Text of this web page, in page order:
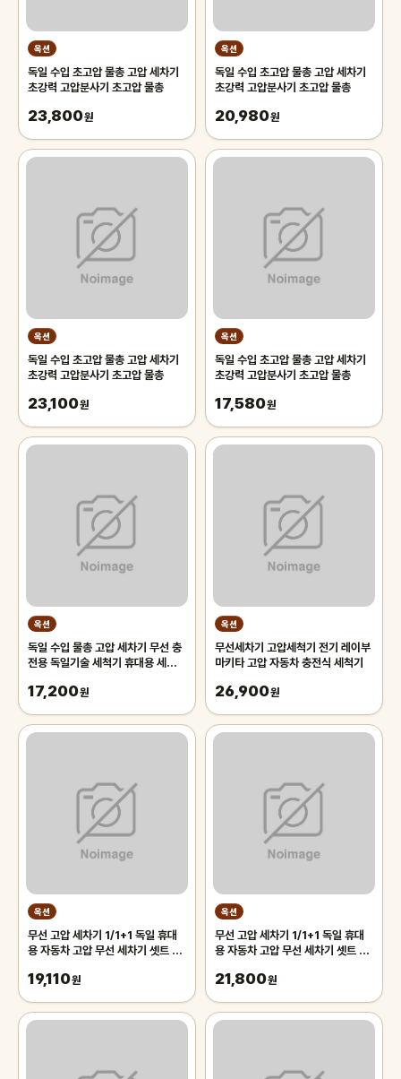
옥션
독일 수입 초고압 물총 고압 세차기
초강력 고압분사기 초고압 물총
23,800원
옥션
독일 수입 초고압 물총 고압 세차기
초강력 고압분사기 초고압 물총
20,980원
옥션
독일 수입 초고압 물총 고압 세차기
초강력 고압분사기 초고압 물총
23,100원
옥션
독일 수입 초고압 물총 고압 세차기
초강력 고압분사기 초고압 물총
17,580원
옥션
독일 수입 물총 고압 세차기 무선 충
전용 독일기술 세척기 휴대용 세차건
17,200원
옥션
무선세차기 고압세척기 전기 레이부
마키타 고압 자동차 충전식 세척기
26,900원
옥션
무선 고압 세차기 1/1+1 독일 휴대
용 자동차 고압 무선 세차기 셋트 가
19,110원
옥션
무선 고압 세차기 1/1+1 독일 휴대
용 자동차 고압 무선 세차기 셋트 가
21,800원